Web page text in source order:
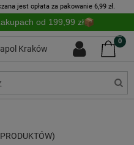
jest opłata za pakowanie 6,99 zł.
od 199,99 zł
0
Kraków